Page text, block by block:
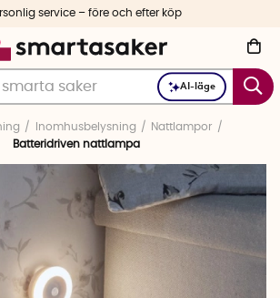
AI-läge
service – före och efter köp
Inomhusbelysning
Nattlampor
Batteridriven nattlampa